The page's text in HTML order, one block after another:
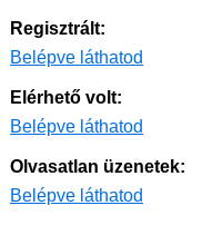
Regisztrált:
Belépve láthatod
Elérhető volt:
Belépve láthatod
Olvasatlan üzenetek:
Belépve láthatod